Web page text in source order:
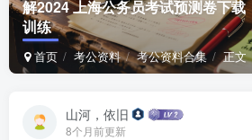
解2024 上海公务员考试预测卷下载
训练
首页 考公资料 考公资料合集 正文
山河，依旧
8个月前更新